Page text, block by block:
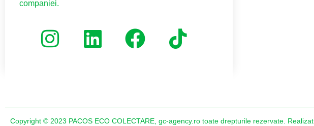
companiei.
Copyright © 2023 PACOS ECO COLECTARE, gc-agency.ro toate drepturile rezervate. Realizat